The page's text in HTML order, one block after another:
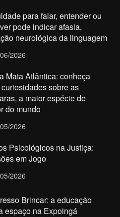
para falar, entender ou
pode indicar afasia,
neurológica da linguagem
2026
Mata Atlântica: conheça
sobre as
a maior espécie de
do mundo
2026
Psicológicos na Justiça:
em Jogo
2026
Brincar: a educação
espaço na Expoingá